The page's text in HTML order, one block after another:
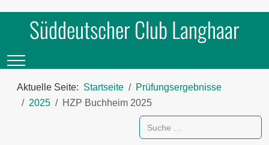
Süddeutscher Club Langhaar
Mobile Menu Toggle
Aktuelle Seite: Startseite
Prüfungsergebnisse
2025
HZP Buchheim 2025
Suchen